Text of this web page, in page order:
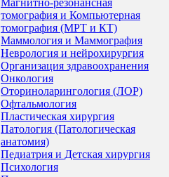
Магнитно-резонансная
томография и Компьютерная
томография (МРТ и КТ)
Маммология и Маммография
Неврология и нейрохирургия
Организация здравоохранения
Онкология
Оториноларингология (ЛОР)
Офтальмология
Пластическая хирургия
Патология (Патологическая
анатомия)
Педиатрия и Детская хирургия
Психология